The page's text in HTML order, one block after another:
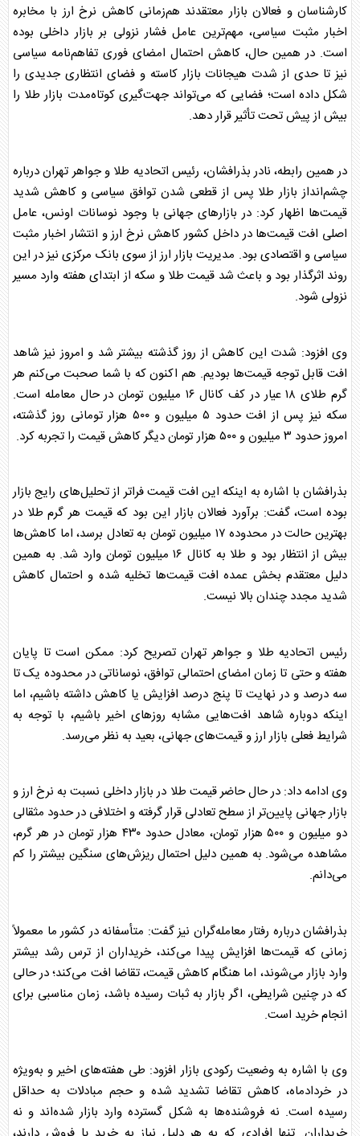
کارشناسان و فعالان بازار معتقدند هم‌زمانی کاهش نرخ ارز با مخابره
اخبار مثبت سیاسی، مهم‌ترین عامل فشار نزولی بر بازار داخلی بوده
است. در همین حال، کاهش احتمال امضای فوری تفاهم‌نامه سیاسی
نیز تا حدی از شدت هیجانات بازار کاسته و فضای انتظاری جدیدی را
شکل داده است؛ فضایی که می‌تواند جهت‌گیری کوتاه‌مدت بازار طلا را
بیش از پیش تحت تأثیر قرار دهد.
در همین رابطه، نادر بذرافشان، رئیس اتحادیه طلا و جواهر تهران درباره
چشم‌انداز بازار طلا پس از قطعی شدن توافق سیاسی و کاهش شدید
قیمت‌ها اظهار کرد: در بازار‌های جهانی با وجود نوسانات اونس، عامل
اصلی افت قیمت‌ها در داخل کشور کاهش نرخ ارز و انتشار اخبار مثبت
سیاسی و اقتصادی بود. مدیریت بازارارز از سوی بانک مرکزی نیز در این
روند اثرگذار بود و باعث شد قیمت طلا و سکهاز ابتدای هفته وارد مسیر
نزولی شود.
وی افزود: شدت این کاهش از روز گذشته بیشتر شد و امروز نیز شاهد
افت قابل توجه قیمت‌ها بودیم. هم اکنون که با شما صحبت می‌کنم هر
گرم طلای ۱۸ عیار در کف کانال ۱۶ میلیون تومان در حال معامله است.
سکه
نیز پس از افت حدود ۵ میلیون و ۵۰۰ هزار تومانی روز گذشته،
امروز حدود ۳ میلیون و ۵۰۰ هزار تومان دیگر کاهش قیمت را تجربه کرد.
بذرافشان با اشاره به اینکه این افت قیمت فراتر از تحلیل‌های رایج بازار
بوده است، گفت: برآورد فعالان بازاراین بود که قیمت هر گرم طلا در
بهترین حالت در محدوده ۱۷ میلیون تومان به تعادل برسد، اما کاهش‌ها
بیش از انتظار بود و طلا
به کانال ۱۶ میلیون تومان وارد شد. به همین
دلیل معتقدم بخش عمده افت قیمت‌ها تخلیه شده و احتمال کاهش
شدید مجدد چندان بالا نیست.
رئیس اتحادیه طلا و جواهر تهران تصریح کرد: ممکن است تا پایان
هفته و حتی تا زمان امضای احتمالی توافق، نوساناتی در محدوده یک تا
سه درصد و در نهایت تا پنج درصد افزایش یا کاهش داشته باشیم، اما
اینکه دوباره شاهد افت‌هایی مشابه روز‌های اخیر باشیم، با توجه به
شرایط فعلی بازار ارز و قیمت‌های جهانی، بعید به نظر می‌رسد.
وی ادامه داد: در حال حاضر قیمت طلا دربازارداخلی نسبت به نرخ ارز و
بازارجهانی پایین‌تر از سطح تعادلی قرار گرفته و اختلافی در حدود مثقالی
دو میلیون و ۵۰۰ هزار تومان، معادل حدود ۴۳۰ هزار تومان در هر گرم،
مشاهده می‌شود. به همین دلیل احتمال ریزش‌های سنگین بیشتر را کم
می‌دانم.
بذرافشان درباره رفتار معامله‌گران نیز گفت: متأسفانه در کشور ما معمولاً
زمانی که قیمت‌ها افزایش پیدا می‌کند، خریداران از ترس رشد بیشتر
وارد بازار می‌شوند، اما هنگام کاهش قیمت، تقاضا افت می‌کند؛ در حالی
که در چنین شرایطی، اگر بازاربه ثبات رسیده باشد، زمان مناسبی برای
انجام خرید است.
وی با اشاره به وضعیت رکودی بازارافزود: طی هفته‌های اخیر و به‌ویژه
در خردادماه، کاهش تقاضا تشدید شده و حجم مبادلات به حداقل
رسیده است. نه فروشنده‌ها به شکل گسترده وارد بازارشده‌اند و نه